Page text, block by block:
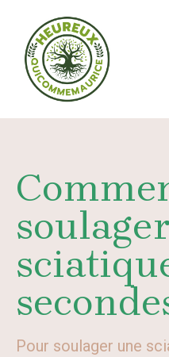
contenu
Pour soulager une